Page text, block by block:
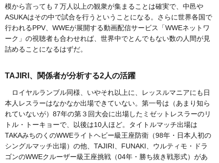
模から言っても７万人以上の観衆が集まることは確実で、中邑や
ASUKAはその中で試合を行うということになる。さらに世界各国で
行われるPPV、WWEが展開する動画配信サービス「WWEネットワ
ーク」の視聴者も合わせれば、世界中でとんでもない数の人間が見
詰めることになるはずだ。
TAJIRI、関係者が分析する2人の活躍
ロイヤルランブル同様、いやそれ以上に、レッスルマニアにも日
本人レスラーはなかなか出場できていない。第一号は（あまり知ら
れていないが）87年の第３回大会に出場したミゼットレスラーのリ
トル・トーキョーで、以後は10人ほど。タイトルマッチ出場は
TAKAみちのくのWWEライトヘビー級王座防衛（98年・日本人初の
シングルマッチ出場）の他、TAJIRI、FUNAKI、ウルティモ・ドラ
ゴンのWWEクルーザー級王座挑戦（04年・勝ち抜き戦形式）があ